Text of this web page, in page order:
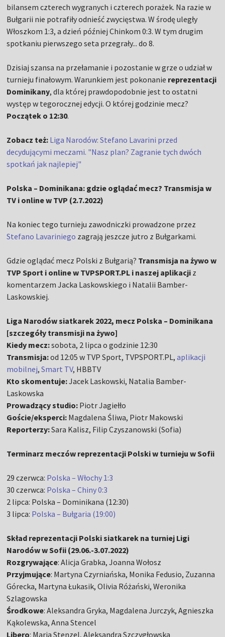
bilansem czterech wygranych i czterech porażek. Na razie w
Bułgarii nie potrafiły odnieść zwycięstwa. W środę uległy
Włoszkom 1:3, a dzień później Chinkom 0:3. W tym drugim
spotkaniu pierwszego seta przegrały... do 8.
Dzisiaj szansa na przełamanie i pozostanie w grze o udział w
turnieju finałowym. Warunkiem jest pokonanie reprezentacji
Dominikany, dla której prawdopodobnie jest to ostatni
występ w tegorocznej edycji. O której godzinie mecz?
Początek o 12:30.
Zobacz też: Liga Narodów: Stefano Lavarini przed
decydującymi meczami. "Nasz plan? Zagranie tych dwóch
spotkań jak najlepiej"
Polska – Dominikana: gdzie oglądać mecz? Transmisja w
TV i online w TVP (2.7.2022)
Na koniec tego turnieju zawodniczki prowadzone przez
Stefano Lavariniego zagrają jeszcze jutro z Bułgarkami.
Gdzie oglądać mecz Polski z Bułgarią? Transmisja na żywo w
TVP Sport i online w TVPSPORT.PL i naszej aplikacji z
komentarzem Jacka Laskowskiego i Natalii Bamber-
Laskowskiej.
Liga Narodów siatkarek 2022, mecz Polska – Dominikana
[szczegóły transmisji na żywo]
Kiedy mecz:sobota, 2 lipca o godzinie 12:30
Transmisja:od 12:05 w TVP Sport, TVPSPORT.PL,aplikacji
mobilnej,Smart TV, HBBTV
Kto skomentuje:Jacek Laskowski, Natalia Bamber-
Laskowska
Prowadzący studio: Piotr Jagiełło
Goście/eksperci: Magdalena Śliwa, Piotr Makowski
Reporterzy:Sara Kalisz, Filip Czyszanowski (Sofia)
Terminarz meczów reprezentacji Polski w turnieju w Sofii
29 czerwca: Polska – Włochy 1:3
30 czerwca: Polska – Chiny 0:3
2 lipca: Polska – Dominikana (12:30)
3 lipca: Polska – Bułgaria (19:00)
Skład reprezentacji Polski siatkarek na turniej Ligi
Narodów w Sofii (29.06.-3.07.2022)
Rozgrywające: Alicja Grabka, Joanna Wołosz
Przyjmujące: Martyna Czyrniańska, Monika Fedusio, Zuzanna
Górecka, Martyna Łukasik, Olivia Różański, Weronika
Szlagowska
Środkowe: Aleksandra Gryka, Magdalena Jurczyk, Agnieszka
Kąkolewska, Anna Stencel
Libero: Maria Stenzel, Aleksandra Szczygłowska